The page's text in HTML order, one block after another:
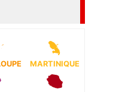
MARTINIQUE